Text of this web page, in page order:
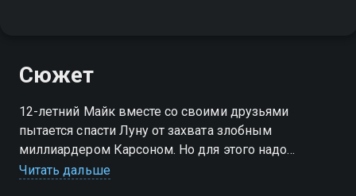
Сюжет
12-летний Майк вместе со своими друзьями
пытается спасти Луну от захвата злобным
миллиардером Карсоном. Но для этого надо
полететь в космос. Удастся ли обыкновенным
Читать дальше